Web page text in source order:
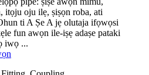
itọju oju ilẹ, ṣiṣọn roba, ati
ti A Ṣe A jẹ olutaja ifọwọsi
fun awọn ile-iṣẹ adaṣe pataki
iwọ ...